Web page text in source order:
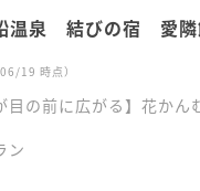
温泉 結びの宿 愛隣
19 時点）
目の前に広がる】花かん
ン